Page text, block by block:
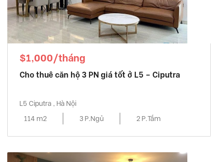
$1,000/tháng
Cho thuê căn hộ 3 PN giá tốt ở L5 – Ciputra
L5 Ciputra , Hà Nội
114 m2
3 P.Ngủ 2 P.Tắm